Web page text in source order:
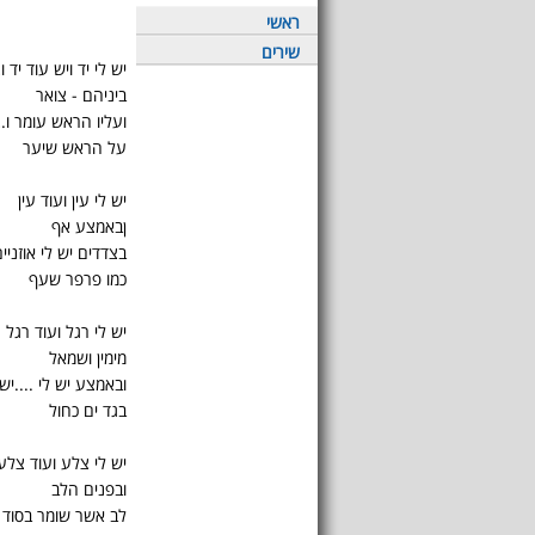
ראשי
שירים
יש לי יד ויש עוד יד
ביניהם - צואר
ועליו הראש עומר
על הראש שיער
יש לי עין ועוד עין
ןבאמצע אף
בצדדים יש לי
כמו פרפר שעף
יש לי רגל ועוד רגל
מימין ושמאל
ובאמצע יש לי
בגד ים כחול
יש לי צלע ועוד
ובפנים הלב
לב אשר שומר בסוד